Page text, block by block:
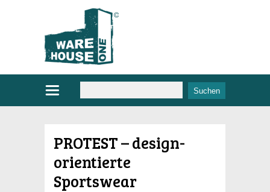
PROTEST – design-
orientierte
Sportswear